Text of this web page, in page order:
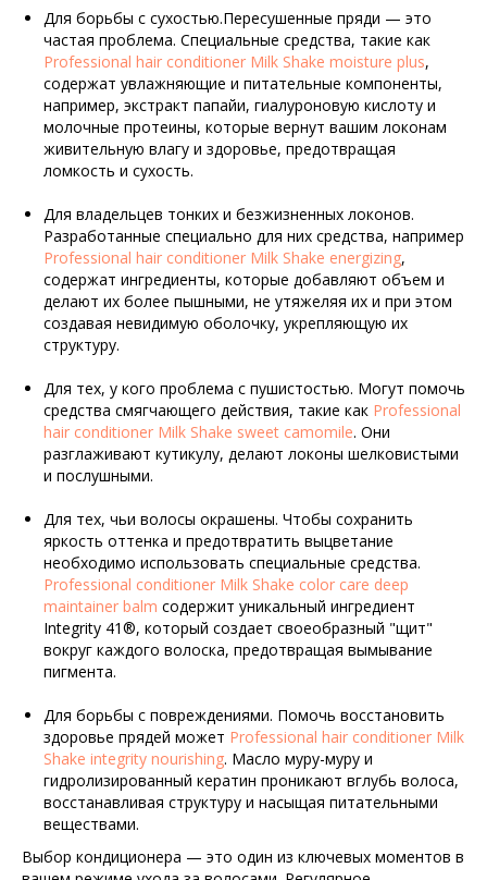
Для борьбы с сухостью.Пересушенные пряди — это
частая проблема. Специальные средства, такие как
Professional hair conditioner Milk Shake moisture plus,
содержат увлажняющие и питательные компоненты,
например, экстракт папайи, гиалуроновую кислоту и
молочные протеины, которые вернут вашим локонам
живительную влагу и здоровье, предотвращая
ломкость и сухость.
Для владельцев тонких и безжизненных локонов.
Разработанные специально для них средства, например
Professional hair conditioner Milk Shake energizing,
содержат ингредиенты, которые добавляют объем и
делают их более пышными, не утяжеляя их и при этом
создавая невидимую оболочку, укрепляющую их
структуру.
Для тех, у кого проблема с пушистостью. Могут помочь
средства смягчающего действия, такие как Professional
hair conditioner Milk Shake sweet camomile. Они
разглаживают кутикулу, делают локоны шелковистыми
и послушными.
Для тех, чьи волосы окрашены. Чтобы сохранить
яркость оттенка и предотвратить выцветание
необходимо использовать специальные средства.
Professional conditioner Milk Shake color care deep
maintainer balm содержит уникальный ингредиент
Integrity 41®, который создает своеобразный "щит"
вокруг каждого волоска, предотвращая вымывание
пигмента.
Для борьбы с повреждениями. Помочь восстановить
здоровье прядей может Professional hair conditioner Milk
Shake integrity nourishing. Масло муру-муру и
гидролизированный кератин проникают вглубь волоса,
восстанавливая структуру и насыщая питательными
веществами.
Выбор кондиционера — это один из ключевых моментов в